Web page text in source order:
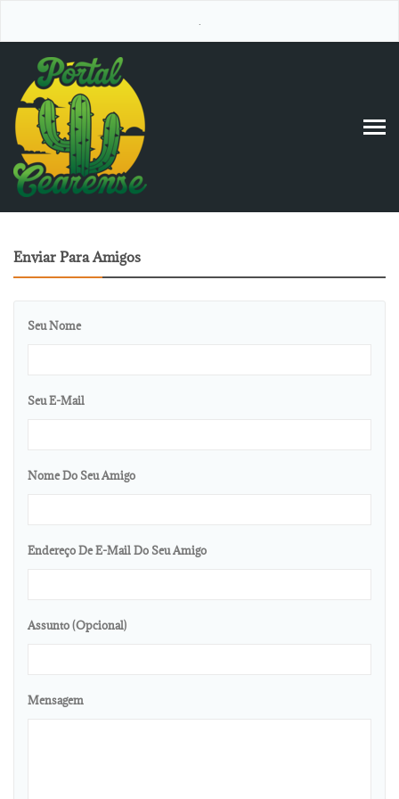
Enviar Para Amigos
Seu Nome
Seu E-Mail
Nome Do Seu Amigo
Endereço De E-Mail Do Seu Amigo
Assunto (opcional)
Mensagem